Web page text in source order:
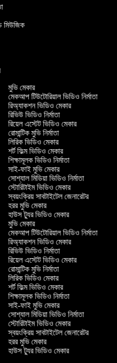
মিউজিক
মুভি মেকার
মেকআপ টিউটোরিয়াল ভিডিও নির্মাতা
রিঅ্যাকশন ভিডিও মেকার
রিভিউ ভিডিও নির্মাতা
রিয়েল এস্টেট ভিডিও মেকার
রোমান্টিক মুভি নির্মাতা
লিরিক ভিডিও মেকার
শর্ট ফিল্ম ভিডিও মেকার
শিক্ষামূলক ভিডিও নির্মাতা
সাই-ফাই মুভি মেকার
সোশ্যাল মিডিয়া ভিডিও নির্মাতা
স্টোরিটাইম ভিডিও মেকার
স্বয়ংক্রিয় সাবটাইটেল জেনারেটর
হরর মুভি মেকার
হাউস ট্যুর ভিডিও মেকার
মুভি মেকার
মেকআপ টিউটোরিয়াল ভিডিও নির্মাতা
রিঅ্যাকশন ভিডিও মেকার
রিভিউ ভিডিও নির্মাতা
রিয়েল এস্টেট ভিডিও মেকার
রোমান্টিক মুভি নির্মাতা
লিরিক ভিডিও মেকার
শর্ট ফিল্ম ভিডিও মেকার
শিক্ষামূলক ভিডিও নির্মাতা
সাই-ফাই মুভি মেকার
সোশ্যাল মিডিয়া ভিডিও নির্মাতা
স্টোরিটাইম ভিডিও মেকার
স্বয়ংক্রিয় সাবটাইটেল জেনারেটর
হরর মুভি মেকার
হাউস ট্যুর ভিডিও মেকার